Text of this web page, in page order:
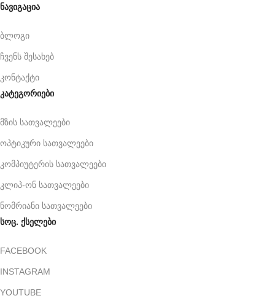
ნავიგაცია
ბლოგი
ჩვენს შესახებ
კონტაქტი
კატეგორიები
მზის სათვალეები
ოპტიკური სათვალეები
კომპიუტერის სათვალეები
კლიპ-ონ სათვალეები
ნომრიანი სათვალეები
სოც. ქსელები
FACEBOOK
INSTAGRAM
YOUTUBE